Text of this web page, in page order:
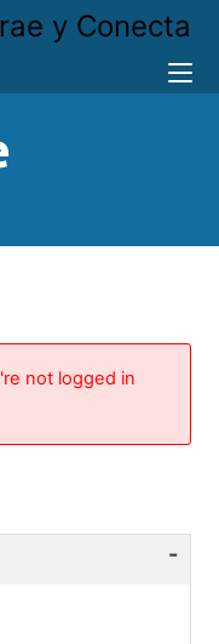
y Conecta
not logged in
-